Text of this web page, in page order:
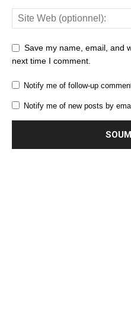
Save my name, email, and
next time I comment.
Notify me of follow-up
Notify me of new posts by